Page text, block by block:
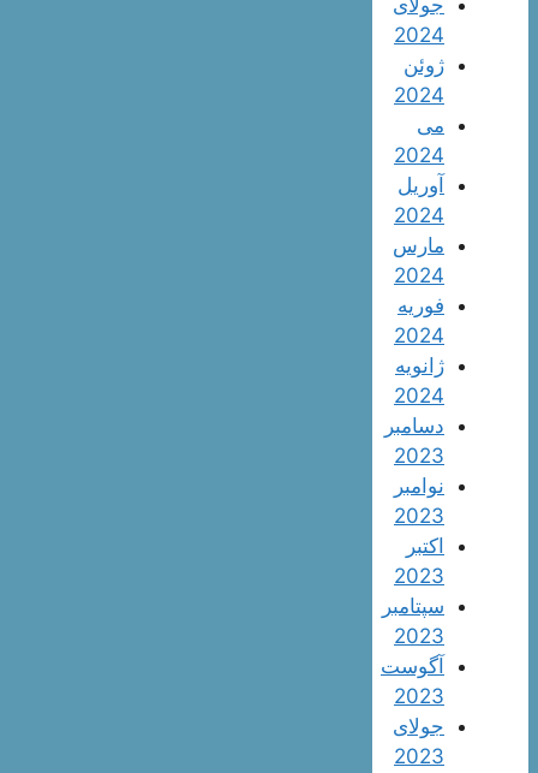
جولای
2024
ژوئن
2024
می
2024
آوریل
2024
مارس
2024
فوریه
2024
ژانویه
2024
دسامبر
2023
نوامبر
2023
اکتبر
2023
سپتامبر
2023
آگوست
2023
جولای
2023